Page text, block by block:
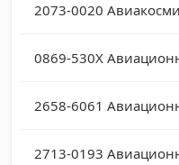
2073-0020
0869-530X
2658-6061
2713-0193